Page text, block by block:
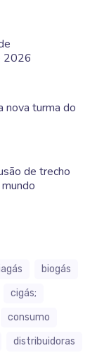
2026
nova turma do
de trecho
biogás
cigás;
consumo
distribuidoras